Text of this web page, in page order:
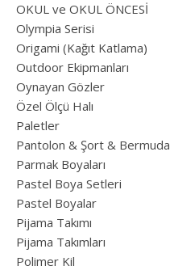
OKUL ve OKUL ÖNCESİ
Olympia Serisi
Origami (Kağıt Katlama)
Outdoor Ekipmanları
Oynayan Gözler
Özel Ölçü Halı
Paletler
Pantolon & Şort & Bermuda
Parmak Boyaları
Pastel Boya Setleri
Pastel Boyalar
Pijama Takımı
Pijama Takımları
Polimer Kil